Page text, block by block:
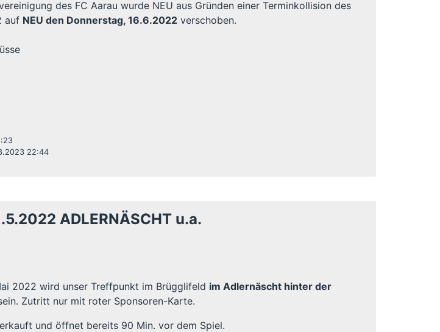
des FC Aarau wurde NEU aus Gründen einer Terminkollision des
auf NEU den Donnerstag, 16.6.2022 verschoben.
22:44
ADLERNÄSCHT u.a.
2022 wird unser Treffpunkt im Brügglifeld im Adlernäscht hinter der
Zutritt nur mit roter Sponsoren-Karte.
und öffnet bereits 90 Min. vor dem Spiel.